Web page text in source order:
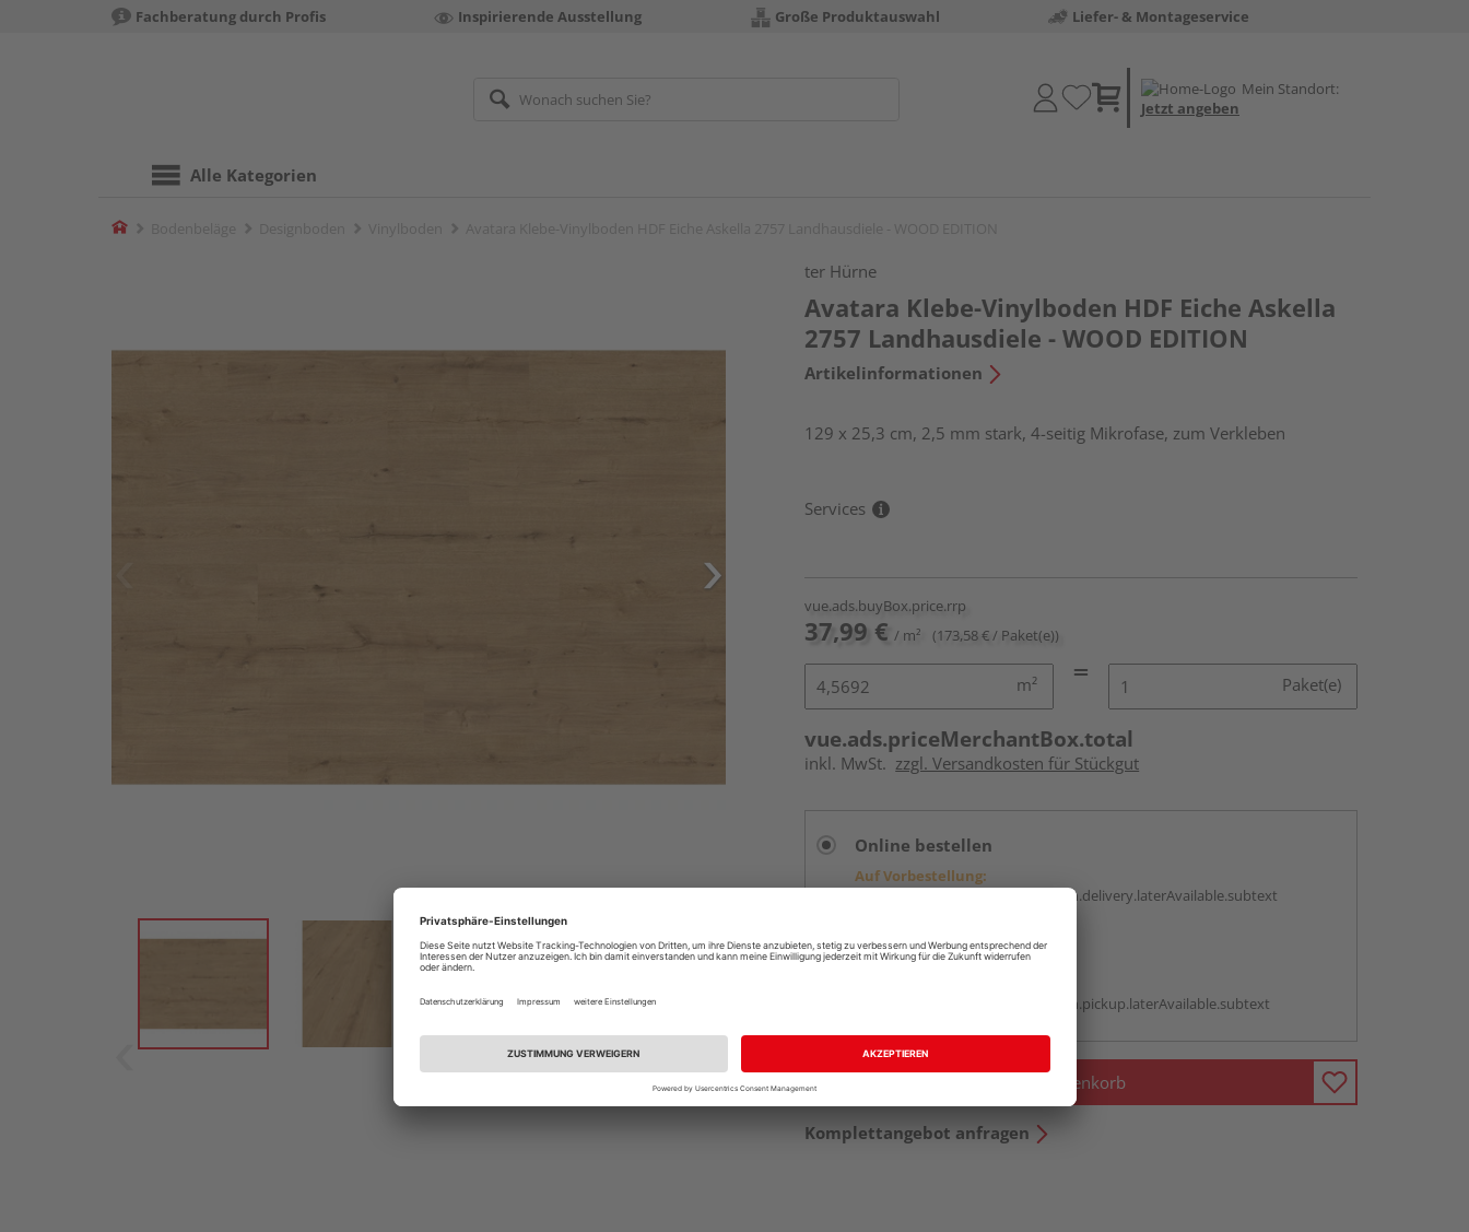
Fachberatung durch Profis Inspirierende Ausstellung Große Produktauswahl Liefer- & Montageservice
Mein Standort:
Jetzt angeben
Alle Kategorien
Home
ter Hürne
Avatara Klebe-Vinylboden HDF Eiche Askella
2757 Landhausdiele - WOOD EDITION
Artikelinformationen
129 x 25,3 cm, 2,5 mm stark, 4-seitig Mikrofase, zum Verkleben
Services
vue.ads.buyBox.price.rrp
37,99 € / m² (173,58 € / Paket(e))
m² Paket(e)
vue.ads.priceMerchantBox.total
inkl. MwSt. zzgl. Versandkosten für Stückgut
Online bestellen
Auf Vorbestellung:
vue.ads.priceMerchantBox.option.delivery.laterAvailable.subtext
Beim Händler abholen
vue.ads.priceMerchantBox.option.pickup.laterAvailable.subtext
In den Warenkorb
Komplettangebot anfragen